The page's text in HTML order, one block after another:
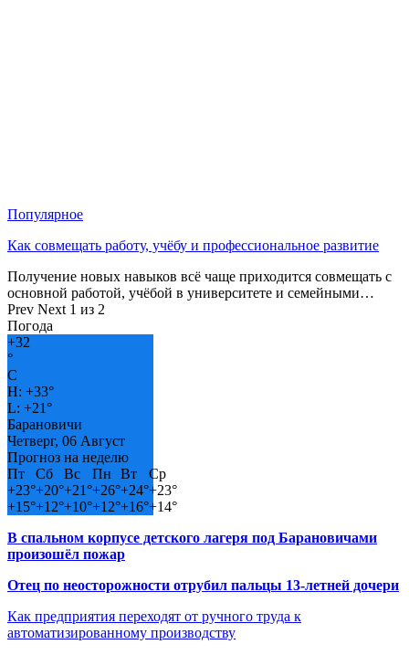
Популярное
Как совмещать работу, учёбу и профессиональное развитие
Получение новых навыков всё чаще приходится совмещать с
основной работой, учёбой в университете и семейными…
Prev Next 1 из 2
Погода
+32
°
C
H: +33°
L: +21°
Барановичи
Четверг, 06 Август
Прогноз на неделю
Пт
Сб Вс Пн Вт
Ср
+23°+20°+21°+26°+24°+23°
+15°+12°+10°+12°+16°+14°
В спальном корпусе детского лагеря под Барановичами
произошёл пожар
Отец по неосторожности отрубил пальцы 13-летней дочери
Как предприятия переходят от ручного труда к
автоматизированному производству